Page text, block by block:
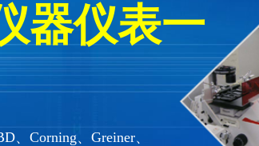
器仪表一
、Corning、Greiner、